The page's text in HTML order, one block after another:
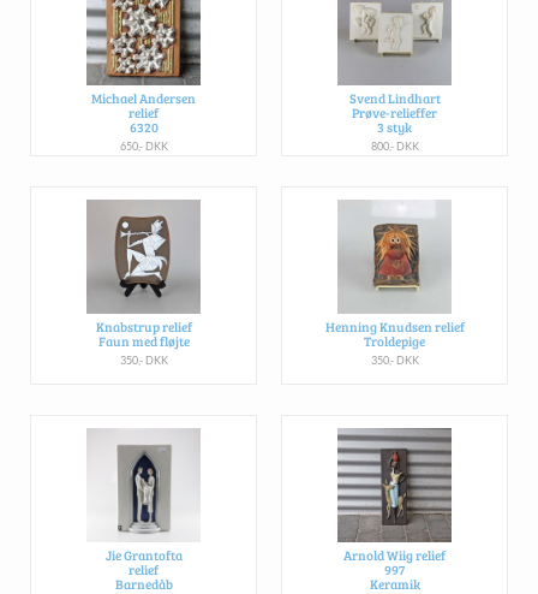
Michael Andersen
relief
6320
650,- DKK
Svend Lindhart
Prøve-relieffer
3 styk
800,- DKK
Knabstrup relief
Faun med fløjte
350,- DKK
Henning Knudsen relief
Troldepige
350,- DKK
Jie Grantofta
relief
Barnedåb
Arnold Wiig relief
997
Keramik